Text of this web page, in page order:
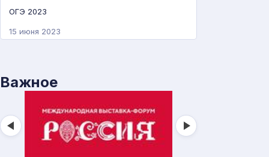
ОГЭ 2023
15 июня 2023
Важное